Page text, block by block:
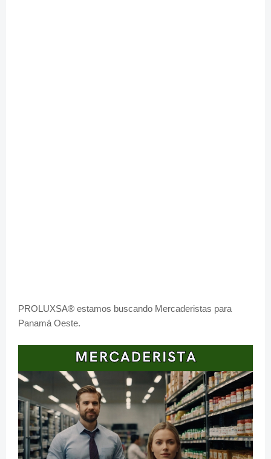
PROLUXSA® estamos buscando Mercaderistas para
Panamá Oeste.